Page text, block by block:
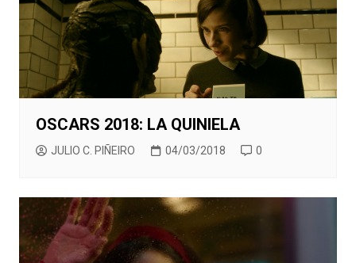
OSCARS 2018: LA QUINIELA
JULIO C. PIÑEIRO 04/03/2018 0